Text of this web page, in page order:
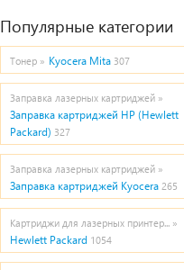
Популярные категории
Тонер » Kyocera Mita 307
Заправка лазерных картриджей »
Заправка картриджей HP (Hewlett
Packard) 327
Заправка лазерных картриджей »
Заправка картриджей Kyocera 265
Картриджи для лазерных принтер... »
Hewlett Packard 1054